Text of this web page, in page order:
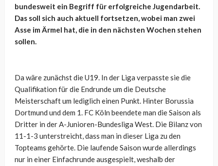
bundesweit ein Begriff für erfolgreiche Jugendarbeit.
Das soll sich auch aktuell fortsetzen, wobei man zwei
Asse im Ärmel hat, die in den nächsten Wochen stehen
sollen.
Da wäre zunächst die U19. In der Liga verpasste sie die
Qualifikation für die Endrunde um die Deutsche
Meisterschaft um lediglich einen Punkt. Hinter Borussia
Dortmund und dem 1. FC Köln beendete man die Saison als
Dritter in der A-Junioren-Bundesliga West. Die Bilanz von
11-1-3 unterstreicht, dass man in dieser Liga zu den
Topteams gehörte. Die laufende Saison wurde allerdings
nur in einer Einfachrunde ausgespielt, weshalb der